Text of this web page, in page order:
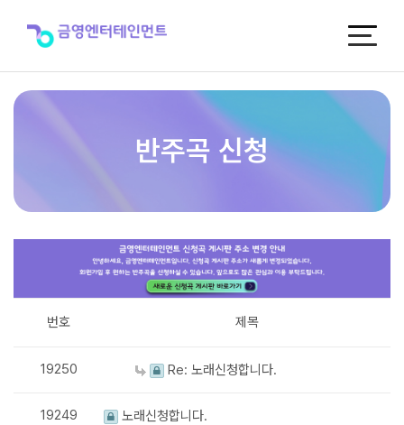
반주곡 신청
번호 제목
19250 Re: 노래신청합니다.
19249 노래신청합니다.